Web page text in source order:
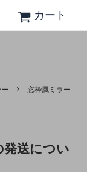
カート
ー 窓枠風ミラー
発送につい